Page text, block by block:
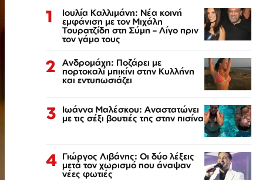
1 Ιουλία Καλλιμάνη: Νέα κοινή
εμφάνιση με τον Μιχάλη
Τουρατζίδη στη Σύμη – Λίγο πριν
τον γάμο τους
2 Ανδρομάχη: Ποζάρει με
πορτοκαλί μπικίνι στην Κυλλήνη
και εντυπωσιάζει
3 Ιωάννα Μαλέσκου: Αναστατώνει
με τις σέξι βουτιές της στην πισίνα
4 Γιώργος Λιβάνης: Οι δύο λέξεις
μετά τον χωρισμό που άναψαν
νέες φωτιές